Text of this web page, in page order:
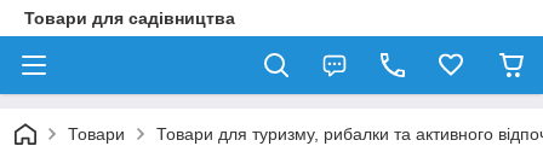
Товари для садівництва
Товари Товари для туризму, рибалки та активного